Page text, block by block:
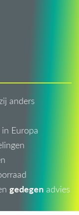
anders
Europa
gedegen advies